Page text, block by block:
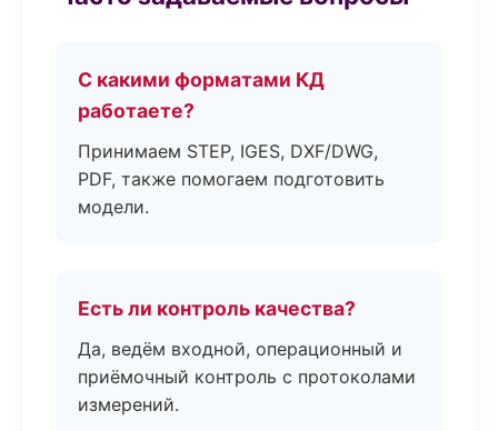
С какими форматами КД
работаете?
Принимаем STEP, IGES, DXF/DWG,
PDF, также помогаем подготовить
модели.
Есть ли контроль качества?
Да, ведём входной, операционный и
приёмочный контроль с протоколами
измерений.